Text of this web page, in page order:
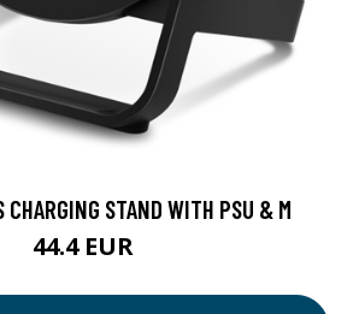
CHARGING STAND WITH PSU & M
44.4 EUR